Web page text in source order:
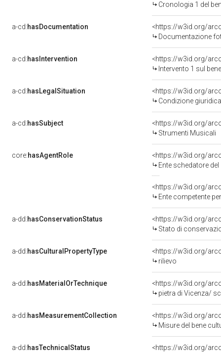
Cronologia 1 del
a-cd:hasDocumentation
Documentazione
a-cd:hasIntervention
<https://w3id.org/
Intervento 1 sul
a-cd:hasLegalSituation
<https://w3id.org/
Condizione
a-cd:hasSubject
<https://w3id.org/
Strumenti Musicali
core:hasAgentRole
<https://w3id.org/
Ente schedatore
<https://w3id.org/
Ente competente per tutela
a-dd:hasConservationStatus
<https://w3id.org/
Stato di
a-dd:hasCulturalPropertyType
<https://w3id.org/
rilievo
a-dd:hasMaterialOrTechnique
<https://w3id.org/
pietra di Vicenza/
a-dd:hasMeasurementCollection
<https://w3id.org/
Misure del bene
a-dd:hasTechnicalStatus
<https://w3id.org/